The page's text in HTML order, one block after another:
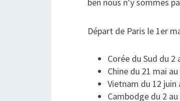
ben nous n’y sommes
Départ de Paris le 1er
Corée du Sud du 2
Chine du 21 mai
Vietnam du 12 juin
Cambodge du 2